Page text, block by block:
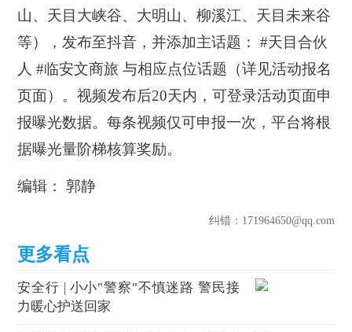
山、天目大峡谷、大明山、柳溪江、天目未来谷
等），发布至抖音，并添加主话题： #天目合伙
人 #临安文商旅 与相应点位话题（详见活动报名
页面）。视频发布后20天内，可登录活动页面申
报曝光数据。每条视频仅可申报一次，平台将根
据曝光量阶梯核算奖励。
编辑： 郭静
纠错：171964650@qq.com
安全行 | 小小"警察"不慎迷路 警民接
力暖心护送回家